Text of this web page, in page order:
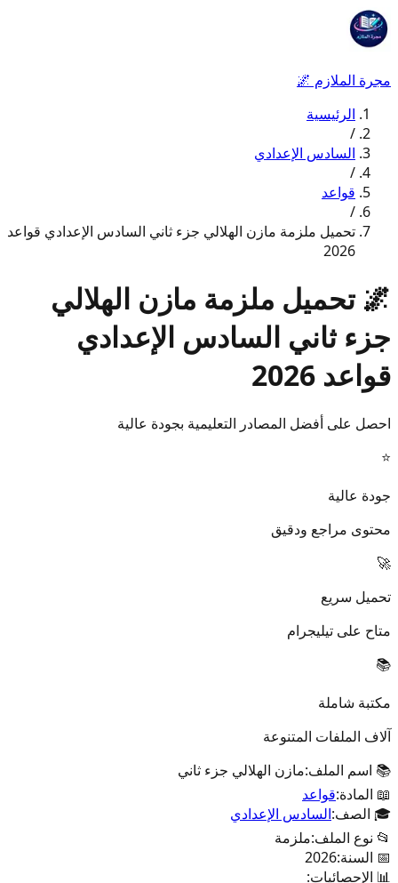
مجرة الملازم 🌌
الرئيسية
/
السادس الإعدادي
/
قواعد
/
تحميل ملزمة مازن الهلالي جزء ثاني السادس الإعدادي قواعد
2026
🌌 تحميل ملزمة مازن الهلالي
جزء ثاني السادس الإعدادي
قواعد 2026
احصل على أفضل المصادر التعليمية بجودة عالية
⭐
جودة عالية
محتوى مراجع ودقيق
🚀
تحميل سريع
متاح على تيليجرام
📚
مكتبة شاملة
آلاف الملفات المتنوعة
📚 اسم الملف:مازن الهلالي جزء ثاني
📖 المادة:قواعد
🎓 الصف:السادس الإعدادي
📂 نوع الملف:ملزمة
📅 السنة:2026
📊 الإحصائيات: